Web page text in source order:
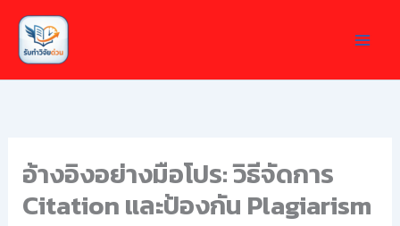
Skip
content
อ้างอิงอย่างมือโปร: วิธีจัดการ
Citation และป้องกัน Plagiarism